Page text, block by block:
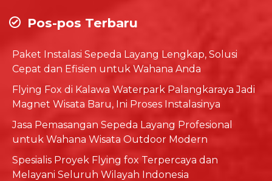
Pos-pos Terbaru
Paket Instalasi Sepeda Layang Lengkap, Solusi
Cepat dan Efisien untuk Wahana Anda
Flying Fox di Kalawa Waterpark Palangkaraya Jadi
Magnet Wisata Baru, Ini Proses Instalasinya
Jasa Pemasangan Sepeda Layang Profesional
untuk Wahana Wisata Outdoor Modern
Spesialis Proyek Flying fox Terpercaya dan
Melayani Seluruh Wilayah Indonesia